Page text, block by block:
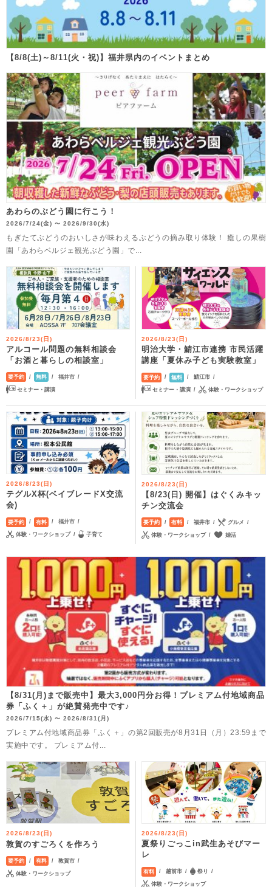
【8/8(土)～8/11(火・祝)】福井県内のイベントまとめ
あわらのぶどう園に行こう！
2026/7/24(金) 〜 2026/9/30(水)
もぎたてぶどうのおいしさが味わえるぶどうの摘み取り体験！ 癒しの果樹
園「あわらベルジェ観光ぶどう園」で...
2026/8/23(日)
アルコール問題の無料相談会
「お酒と暮らしの相談室」
要予約 無料 福井市
セミナー・講演
2026/8/23(日)
明治大学・鯖江市連携 市民活躍
講座「夏休み子ども実験教室」
要予約 無料 鯖江市
セミナー・講演 体験・ワークショップ
2026/8/23(日)
テグルX杯(ベイブレードX交流
会)
要予約 有料 福井市
体験・ワークショップ 子育て
2026/8/23(日)
【8/23(日) 開催】はぐくみキッ
チン交流会
要予約 有料 福井市 グルメ
体験・ワークショップ 婚活
【8/31(月)まで販売中】最大3,000円分お得！プレミアム付地域商品
券「ふく＋」が絶賛発売中です♪
2026/7/15(水) 〜 2026/8/31(月)
プレミアム付地域商品券「ふく＋」の第2回販売が8月31日（月）23:59まで
実施中です。 プレミアム付...
2026/8/23(日)
敦賀のすごろくを作ろう
要予約 有料 敦賀市
体験・ワークショップ
2026/8/23(日)
夏祭りごっこin武生あそびマー
レ
有料 越前市 祭り
体験・ワークショップ